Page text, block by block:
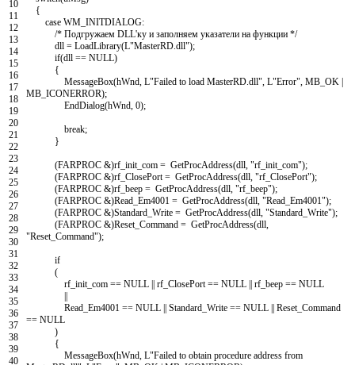
10
11
12
13
14
15
16
17
18
19
20
21
22
23
24
25
26
27
28
29
30
31
32
33
34
35
36
37
38
39
40
{
case WM_INITDIALOG:
/* Подгружаем DLL'ку и заполняем указатели на функции */
dll = LoadLibrary(L"MasterRD.dll");
if(dll == NULL)
{
MessageBox(hWnd L"Failed to load MasterRD.dll" L"Error" MB_OK |
MB_ICONERROR);
EndDialog(hWnd 0);
break;
}
(FARPROC &)rf_init_com = GetProcAddress(dll "rf_init_com");
(FARPROC &)rf_ClosePort = GetProcAddress(dll "rf_ClosePort");
(FARPROC &)rf_beep = GetProcAddress(dll "rf_beep");
(FARPROC &)Read_Em4001 = GetProcAddress(dll "Read_Em4001");
(FARPROC &)Standard_Write = GetProcAddress(dll "Standard_Write");
(FARPROC &)Reset_Command = GetProcAddress(dll
"Reset_Command");
if
(
rf_init_com == NULL || rf_ClosePort == NULL || rf_beep == NULL
||
Read_Em4001 == NULL || Standard_Write == NULL || Reset_Command
== NULL
)
{
MessageBox(hWnd L"Failed to obtain procedure address from